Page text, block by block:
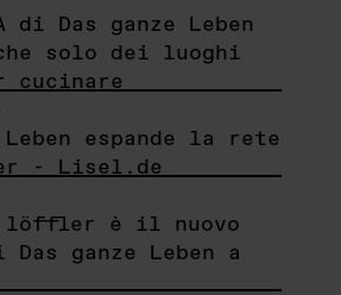
di Das ganze Leben
solo dei luoghi
cucinare
Leben espande la rete
- Lisel.de
löffler è il nuovo
ganze Leben a